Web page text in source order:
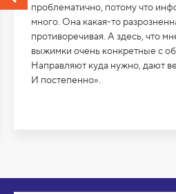
проблематично, потому что
много. Она какая-то
противоречивая. А здесь, что
выжимки очень конкретные с
Направляют куда нужно, дают
И постепенно».